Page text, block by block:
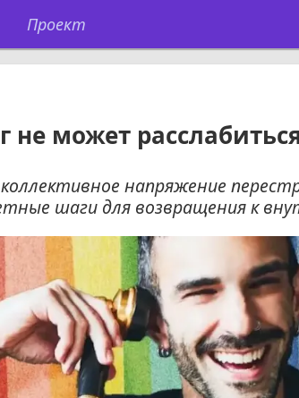
Проект
может расслабиться
коллективное напряжение
шаги для возвращения к